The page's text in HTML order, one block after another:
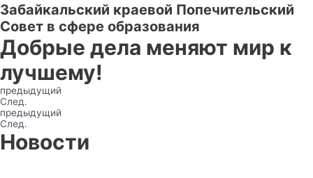
Забайкальский краевой Попечительский
Совет в сфере образования
Добрые дела меняют мир к
лучшему!
предыдущий
След.
предыдущий
След.
Новости